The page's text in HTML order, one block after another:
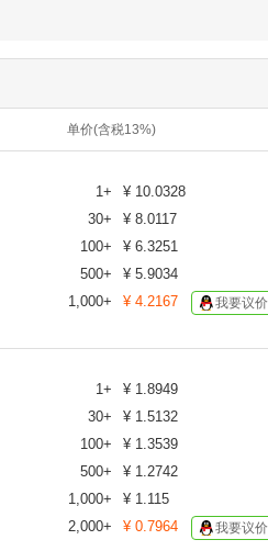
单价(含税13%)
1+ ¥ 10.0328
30+ ¥ 8.0117
100+ ¥ 6.3251
500+ ¥ 5.9034
1,000+ ¥ 4.2167 我要议价
1+ ¥ 1.8949
30+ ¥ 1.5132
100+ ¥ 1.3539
500+ ¥ 1.2742
1,000+ ¥ 1.115
2,000+ ¥ 0.7964 我要议价